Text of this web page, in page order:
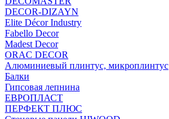
DECOR-DIZAYN
Elite Décor Industry
Fabello Decor
Madest Decor
ORAC DECOR
Алюминиевый плинтус, микроплинтус
Балки
Гипсовая лепнина
ЕВРОПЛАСТ
ПЕРФЕКТ ПЛЮС